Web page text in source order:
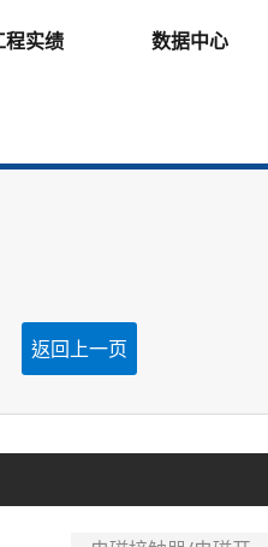
程实绩 数据中心
返回上一页